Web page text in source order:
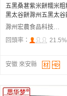
五黑桑葚紫米餅糯米
黑太谷餅滁州五黑太谷
滁州宏農食品科技有限公司
回頭率：
21.5%
安徽 來安縣